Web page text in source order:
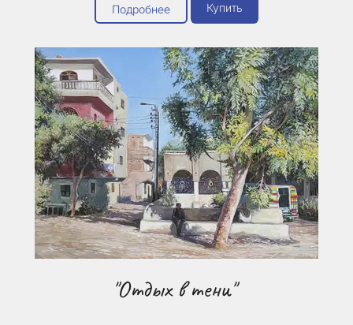
Подробнее Купить
"Отдых в тени"